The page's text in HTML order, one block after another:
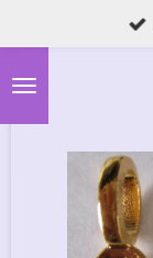
direct
naar